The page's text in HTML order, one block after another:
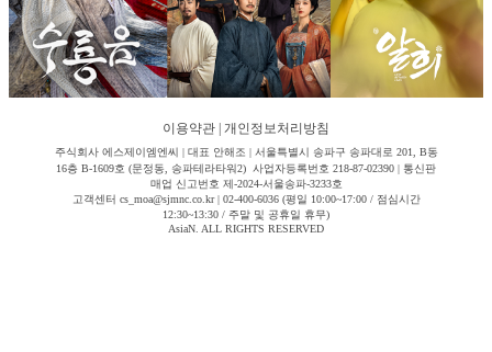
이용약관 개인정보처리방침
주식회사 에스제이엠엔씨 | 대표 안해조 | 서울특별시 송파구 송파대로 201, B동
16층 B-1609호 (문정동, 송파테라타워2) 사업자등록번호 218-87-02390 | 통신판
매업 신고번호 제-2024-서울송파-3233호
고객센터 cs_moa@sjmnc.co.kr | 02-400-6036 (평일 10:00~17:00 / 점심시간
12:30~13:30 / 주말 및 공휴일 휴무)
AsiaN. ALL RIGHTS RESERVED